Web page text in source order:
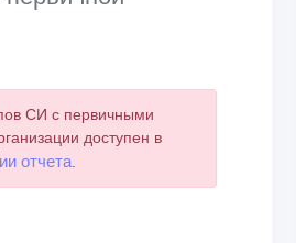
СИ с первичными
доступен в
отчета.